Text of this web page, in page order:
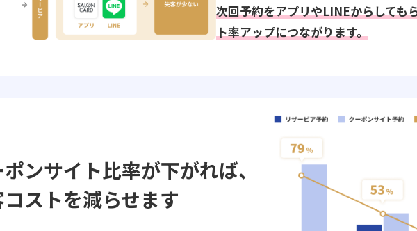
次回予約をアプリやLINEからしても
ト率アップにつながります。
ンサイト比率が下がれば、
ストを減らせます